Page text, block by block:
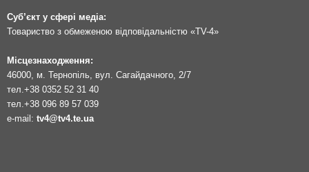
Суб’єкт у сфері медіа:
Товариство з обмеженою відповідальністю «TV-4»
Місцезнаходження:
46000, м. Тернопіль, вул. Сагайдачного, 2/7
тел. +38 0352 52 31 40
тел. +38 096 89 57 039
e-mail: tv4@tv4.te.ua